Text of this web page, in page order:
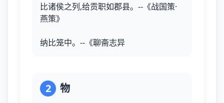
比诸侯之列,给贡职如郡县。--《战国策·
燕策》
纳比笼中。--《聊斋志异
2 物